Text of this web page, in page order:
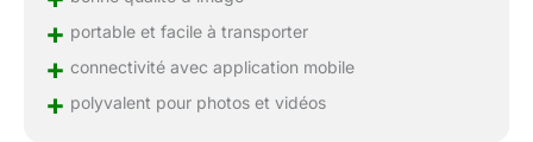
+ portable et facile à transporter
+ connectivité avec application mobile
+ polyvalent pour photos et vidéos